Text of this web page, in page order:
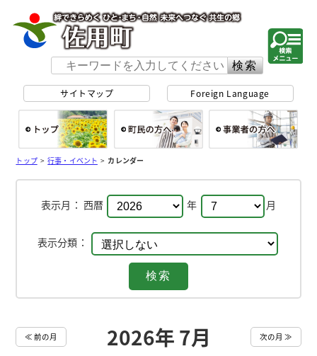
サイトマップ Foreign Language
総合トップ
トップ>行事・イベント > カレンダー
表示月： 西暦 年 月
表示分類：
≪ 前の月 2026年 7月 次の月 ≫